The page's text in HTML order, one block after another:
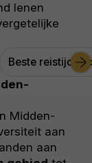
lenen
Beste reistijd
Midden-
aan
aan